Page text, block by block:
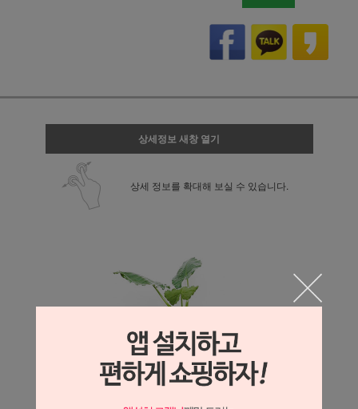
상세정보 새창 열기
상세 정보를 확대해 보실 수 있습니다.